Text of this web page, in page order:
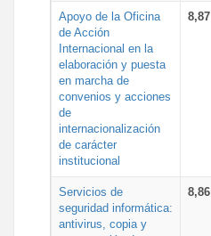
Apoyo de la Oficina
de Acción
Internacional en la
elaboración y puesta
en marcha de
convenios y acciones
de
internacionalización
de carácter
institucional
8,87
Servicios de
seguridad informática:
antivirus, copia y
8,86